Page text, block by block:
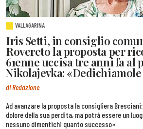
VALLAGARINA
Iris Setti, in consiglio
Rovereto la proposta per
61enne uccisa tre anni fa al
Nikolajevka:
di Redazione
Ad avanzare la proposta la consigliera
dolore della sua perdita, ma potrà essere un
nessuno dimentichi quanto successo»